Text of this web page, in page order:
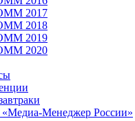
2017
2018
2019
2020
Менеджер России»